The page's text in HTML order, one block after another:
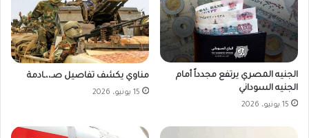
الجنيه المصري يرتفع مجدداً أمام
الجنيه السوداني
15 يونيو، 2026
مناوي يكشف تفاصيل صـ،،ـادمة
15 يونيو، 2026